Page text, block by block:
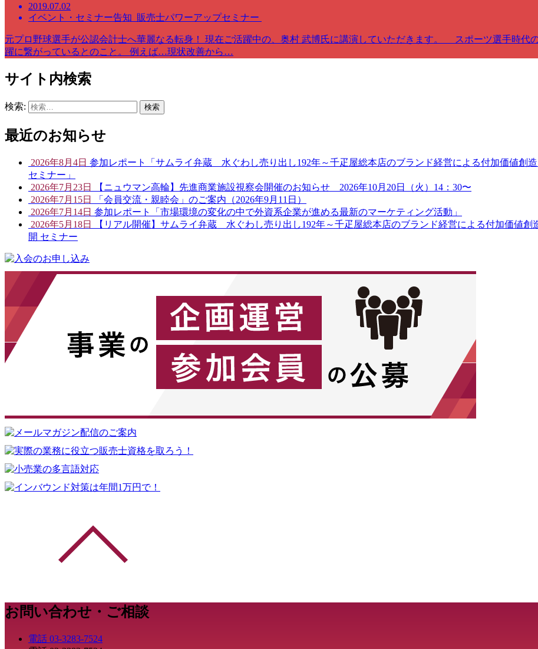
2019.07.02
イベント・セミナー告知 販売士パワーアップセミナー
元プロ野球選手が公認会計士へ華麗なる転身！ 現在ご活躍中の、奥村 武博氏に講演していただきます。 スポーツ選手時代
躍に繋がっているとのこと。 例えば…現状改善から…
サイト内検索
検索:
最近のお知らせ
2026年8月4日 参加レポート「サムライ弁蔵 水ぐわし売り出し192年～千疋屋総本店のブランド経営による付加価値創
セミナー」
2026年7月23日
【ニュウマン高輪】先進商業施設視察会開催のお知らせ 2026年10月20日（火）14：30〜
2026年7月15日
「会員交流・親睦会」のご案内（2026年9月11日）
2026年7月14日 参加レポート「市場環境の変化の中で外資系企業が進める最新のマーケティング活動」
2026年5月18日
【リアル開催】サムライ弁蔵 水ぐわし売り出し192年～千疋屋総本店のブランド経営による付加価値
開 セミナー
お問い合わせ・ご相談
電話 03-3283-7524